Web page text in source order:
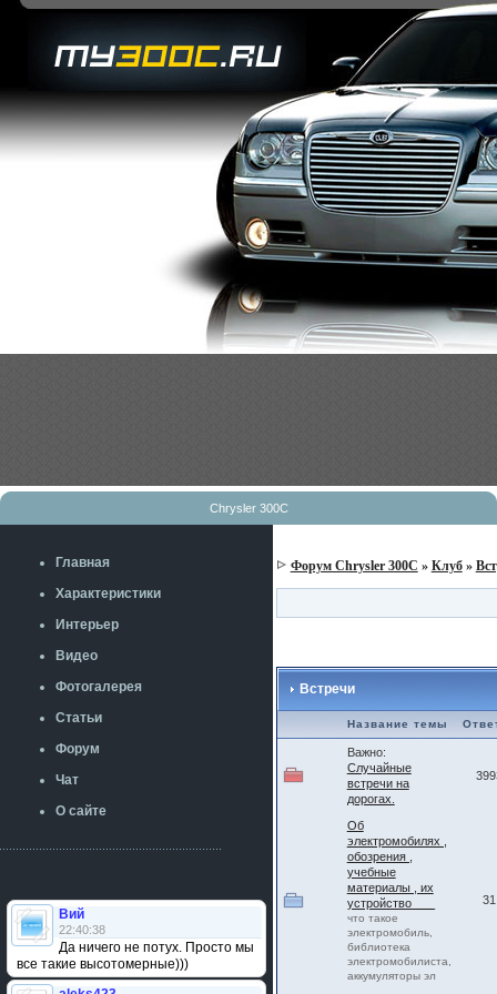
Chrysler 300C
Главная
Характеристики
Интерьер
Видео
Фотогалерея
Статьи
Форум
Чат
О сайте
Вий
22:40:38
Да ничего не потух. Просто мы
все такие высотомерные)))
Форум Chrysler 300C » Клуб»
Встречи
Название темы
Важно:
Случайные
встречи на
дорогах.
Об
электромобилях ,
обозрения ,
учебные
материалы , их
устройство ___
что такое
электромобиль,
библиотека
электромобилиста,
аккумуляторы эл
31